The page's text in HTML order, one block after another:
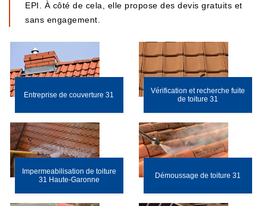
EPI. À côté de cela, elle propose des devis gratuits et
sans engagement.
Entreprise de couverture 31
Vérification et recherche fuite
de toiture 31
Impermeabilisation de toiture
31 Haute-Garonne
Démoussage de toiture 31